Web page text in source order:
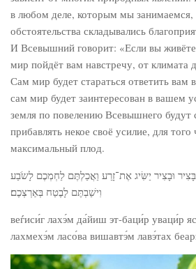
в любом деле, которым мы
обстоятельства складывались
И Всевышний говорит: «Если вы
мир пойдёт вам навстречу, от климата
Сам мир будет стараться ответить вам
сам мир будет заинтересован в вашем
земля по повелению Всевышнего будут
прибавлять некое своё усилие, для
максимальный плод.
וּבָצִיר יַשִּׂיג אֶת־זָרַע וַאֲכַלְתֶּם לַחְמְכֶם לָשֹׂבַע
וִישַׁבְתֶּם לָבֶטַח בְּאַרְצְכֶם׃
веѓиси́г лахэ́м да́йиш эт-баци́р уваци́р
лахмехэ́м ласо́ва вишавтэ́м лавэ́тах